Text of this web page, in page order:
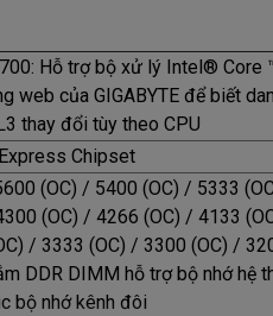
Hỗ trợ bộ xử lý Intel®
web của GIGABYTE để biết
thay đổi tùy theo CPU
Chipset
(OC) / 5400 (OC) / 5333
(OC) / 4266 (OC) / 4133
/ 3333 (OC) / 3300 (OC) /
DDR DIMM hỗ trợ bộ nhớ hệ
bộ nhớ kênh đôi